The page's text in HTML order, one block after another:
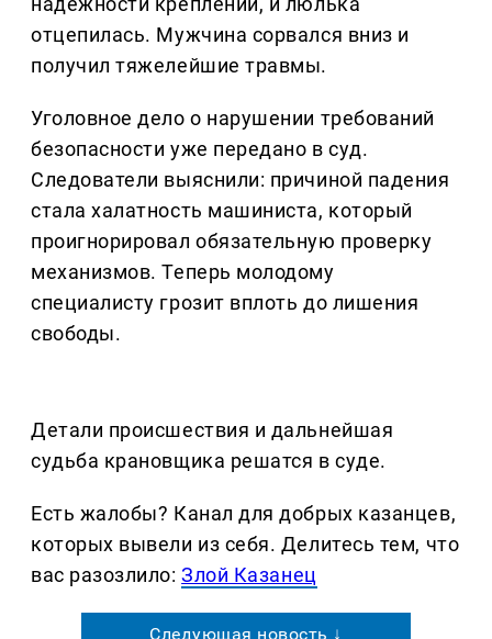
отцепилась. Мужчина сорвался вниз и
получил тяжелейшие травмы.
Уголовное дело о нарушении требований
безопасности уже передано в суд.
Следователи выяснили: причиной падения
стала халатность машиниста, который
проигнорировал обязательную проверку
механизмов. Теперь молодому
специалисту грозит вплоть до лишения
свободы.
Детали происшествия и дальнейшая
судьба крановщика решатся в суде.
Есть жалобы? Канал для добрых казанцев,
которых вывели из себя. Делитеcь тем, что
вас разозлило:Злой Казанец
Следующая новость ↓